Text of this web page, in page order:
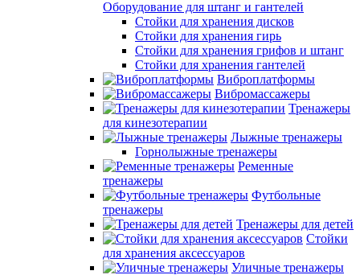
Оборудование для штанг и гантелей
Стойки для хранения дисков
Стойки для хранения гирь
Стойки для хранения грифов и штанг
Стойки для хранения гантелей
Виброплатформы
Вибромассажеры
Тренажеры
для кинезотерапии
Лыжные тренажеры
Горнолыжные тренажеры
Ременные
тренажеры
Футбольные
тренажеры
Тренажеры для детей
Стойки
для хранения аксессуаров
Уличные тренажеры